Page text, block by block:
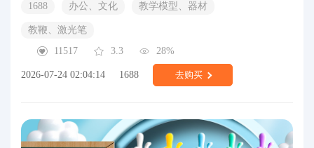
1688 办公、文化 教学模型、器材
教鞭、激光笔
11517
3.3 28%
2026-07-24 02:04:14 1688 去购买